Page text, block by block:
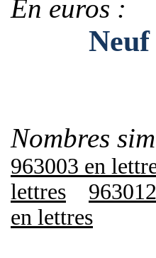
En euros :
Neuf
Nombres
963003 en
lettres
en lettres